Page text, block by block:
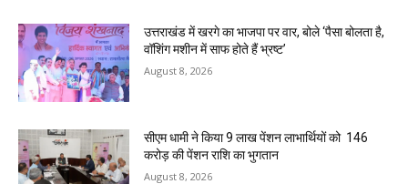
उत्तराखंड में खरगे का भाजपा पर वार, बोले ‘पैसा बोलता है,
वॉशिंग मशीन में साफ होते हैं भ्रष्ट’
August 8, 2026
सीएम धामी ने किया 9 लाख पेंशन लाभार्थियों को ₹ 146
करोड़ की पेंशन राशि का भुगतान
August 8, 2026